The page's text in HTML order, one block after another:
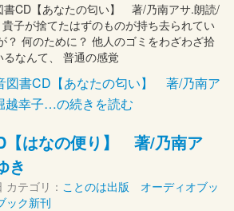
書CD【あなたの匂い】 著/乃南アサ.朗読/
子が捨てたはずのものが持ち去られてい
？ 何のために？ 他人のゴミをわざわざ拾
るなんて、 普通の感覚
図書CD【あなたの匂い】 著/乃南ア
越幸子…の続きを読む
【はなの便り】 著/乃南ア
き
カテゴリ： ことのは出版 オーディオブッ
ック新刊